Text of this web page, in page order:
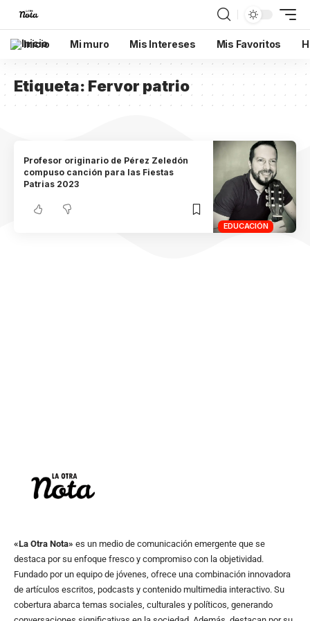
Inicio Mi muro Mis Intereses Mis Favoritos
Etiqueta:Fervor patrio
EDUCACIÓN
Profesor originario de Pérez Zeledón
compuso canción para las Fiestas
Patrias 2023
«La Otra Nota» es un medio de comunicación emergente que se
destaca por su enfoque fresco y compromiso con la objetividad.
Fundado por un equipo de jóvenes, ofrece una combinación innovadora
de artículos escritos, podcasts y contenido multimedia interactivo. Su
cobertura abarca temas sociales, culturales y políticos, generando